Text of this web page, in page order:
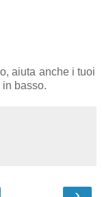
aiuta anche i tuoi
basso.